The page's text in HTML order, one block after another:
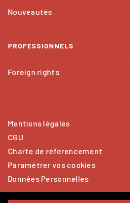
Nouveautés
PROFESSIONNELS
Foreign rights
Mentions légales
CGU
Charte de référencement
Paramétrer vos cookies
Données Personnelles